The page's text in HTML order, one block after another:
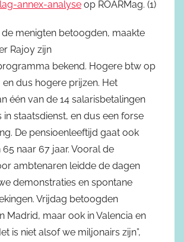
annex-analyse op ROARMag. (1)
menigten betoogden, maakte
Rajoy zijn
bekend. Hogere btw op
en dus hogere prijzen. Het
één van de 14 salarisbetalingen
in staatsdienst, en dus een forse
De pensioenleeftijd gaat ook
naar 67 jaar. Vooral de
ambtenaren leidde de dagen
demonstraties en spontane
Vrijdag betoogden
Madrid, maar ook in Valencia en
is niet alsof we miljonairs zijn”,